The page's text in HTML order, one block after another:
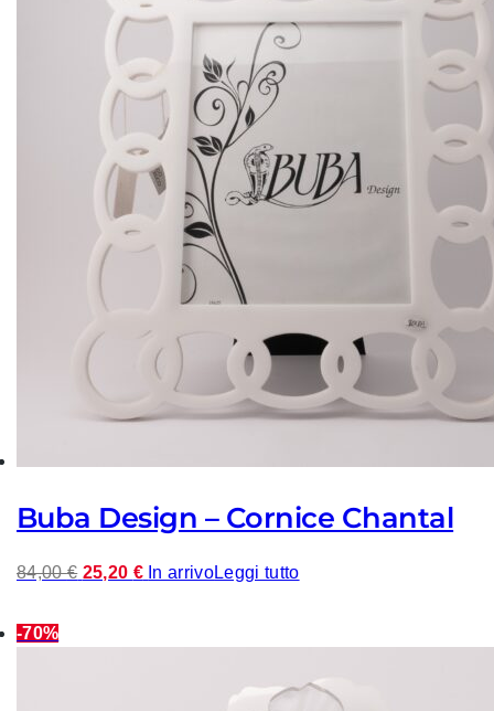
Buba Design – Cornice Chantal
84,00€ Il
25,20 €IlIn arrivoLeggi tutto
-70%